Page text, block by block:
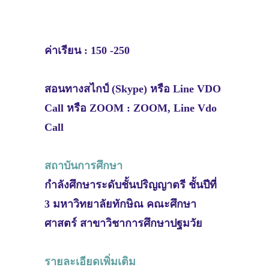
ค่าเรียน : 150 -250
สอนทางสไกป์ (Skype) หรือ Line VDO
Call หรือ ZOOM : ZOOM, Line Vdo
Call
สถาบันการศึกษา
กำลังศึกษาระดับชั้นปริญญาตรี ชั้นปีที่
3 มหาวิทยาลัยทักษิณ คณะศึกษา
ศาสตร์ สาขาวิชาการศึกษาปฐมวัย
รายละเอียดเพิ่มเติม